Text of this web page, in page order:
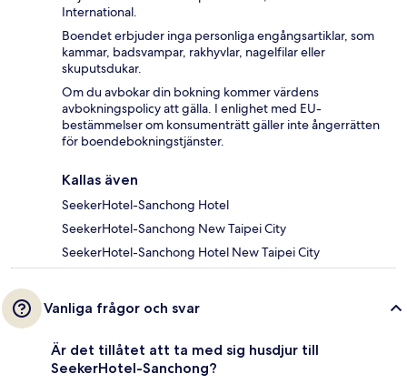
International.
Boendet erbjuder inga personliga engångsartiklar, som
kammar, badsvampar, rakhyvlar, nagelfilar eller
skuputsdukar.
Om du avbokar din bokning kommer värdens
avbokningspolicy att gälla. I enlighet med EU-
bestämmelser om konsumenträtt gäller inte ångerrätten
för boendebokningstjänster.
Kallas även
SeekerHotel-Sanchong Hotel
SeekerHotel-Sanchong New Taipei City
SeekerHotel-Sanchong Hotel New Taipei City
Vanliga frågor och svar
Är det tillåtet att ta med sig husdjur till
SeekerHotel-Sanchong?